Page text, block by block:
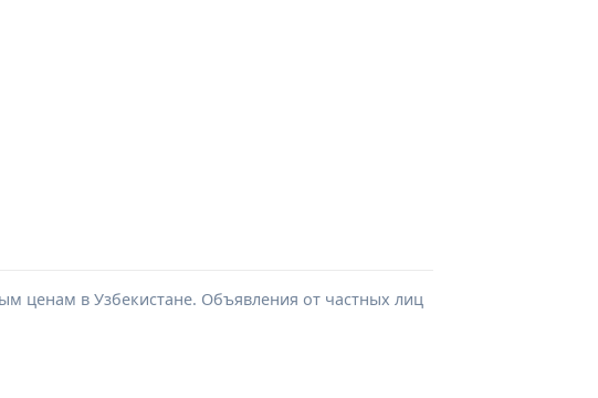
ценам в Узбекистане. Объявления от частных лиц